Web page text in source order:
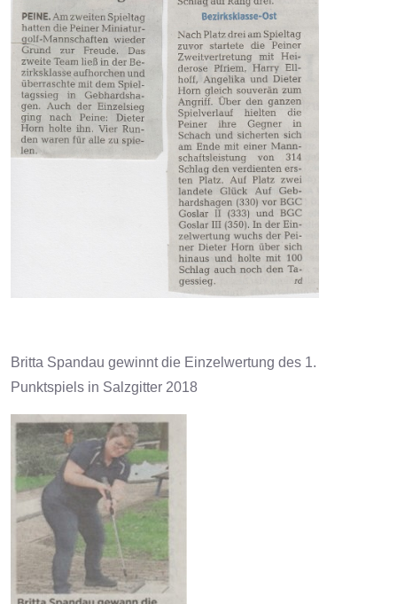
Britta Spandau gewinnt die Einzelwertung des 1.
Punktspiels in Salzgitter 2018